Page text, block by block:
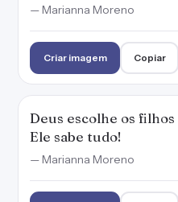
O corpo, meu filho, é
reflete o espírito.
— Zíbia Gasparetto
Criar imagem Copiar